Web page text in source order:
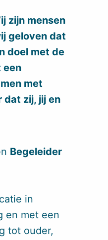
zijn mensen
geloven dat
doel met de
een
met
dat zij, jij en
Begeleider
in
en met een
tot ouder,